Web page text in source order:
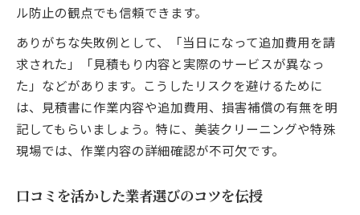
ル防止の観点でも信頼できます。
ありがちな失敗例として、「当日になって追加費用を請
求された」「見積もり内容と実際のサービスが異なっ
た」などがあります。こうしたリスクを避けるために
は、見積書に作業内容や追加費用、損害補償の有無を明
記してもらいましょう。特に、美装クリーニングや特殊
現場では、作業内容の詳細確認が不可欠です。
口コミを活かした業者選びのコツを伝授